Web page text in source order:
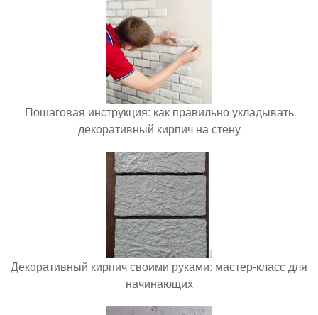
Пошаговая инструкция: как правильно укладывать
декоративный кирпич на стену
Декоративный кирпич своими руками: мастер-класс для
начинающих